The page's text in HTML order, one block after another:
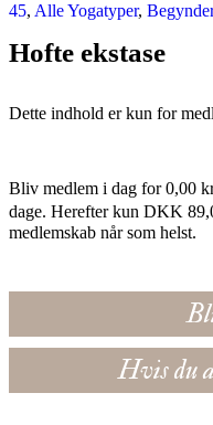
45, Alle Yogatyper, Begynder
Hofte ekstase
Dette indhold er kun for
Bliv medlem i dag for 0,00
dage. Herefter kun DKK
medlemskab når som helst.
Hvis du